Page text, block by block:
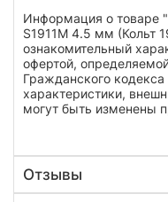
Информация о товаре
S1911M 4.5 мм (Кольт
ознакомительный
офертой,
Гражданского
характеристики,
могут быть изменены
Отзывы